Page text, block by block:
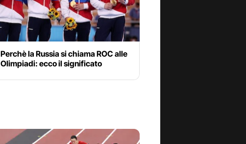
Perchè la Russia si chiama ROC alle
Olimpiadi: ecco il significato